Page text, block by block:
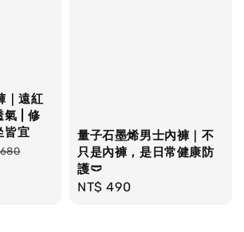
｜遠紅
氣 | 修
皆宜
量子石墨烯男士內褲｜不
只是內褲，是日常健康防
護🩲
Regular
NT$ 490